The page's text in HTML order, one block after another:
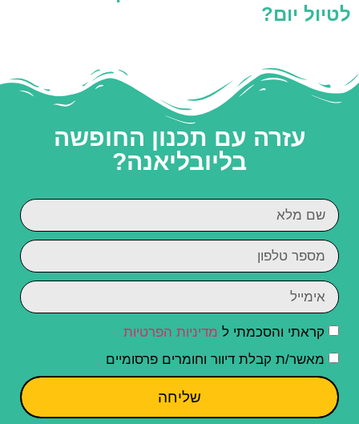
לטיול יום?
עזרה עם תכנון החופשה
בליובליאנה?
קראתי והסכמתי ל מדיניות הפרטיות
מאשר/ת קבלת דיוור וחומרים פרסומיים
שליחה